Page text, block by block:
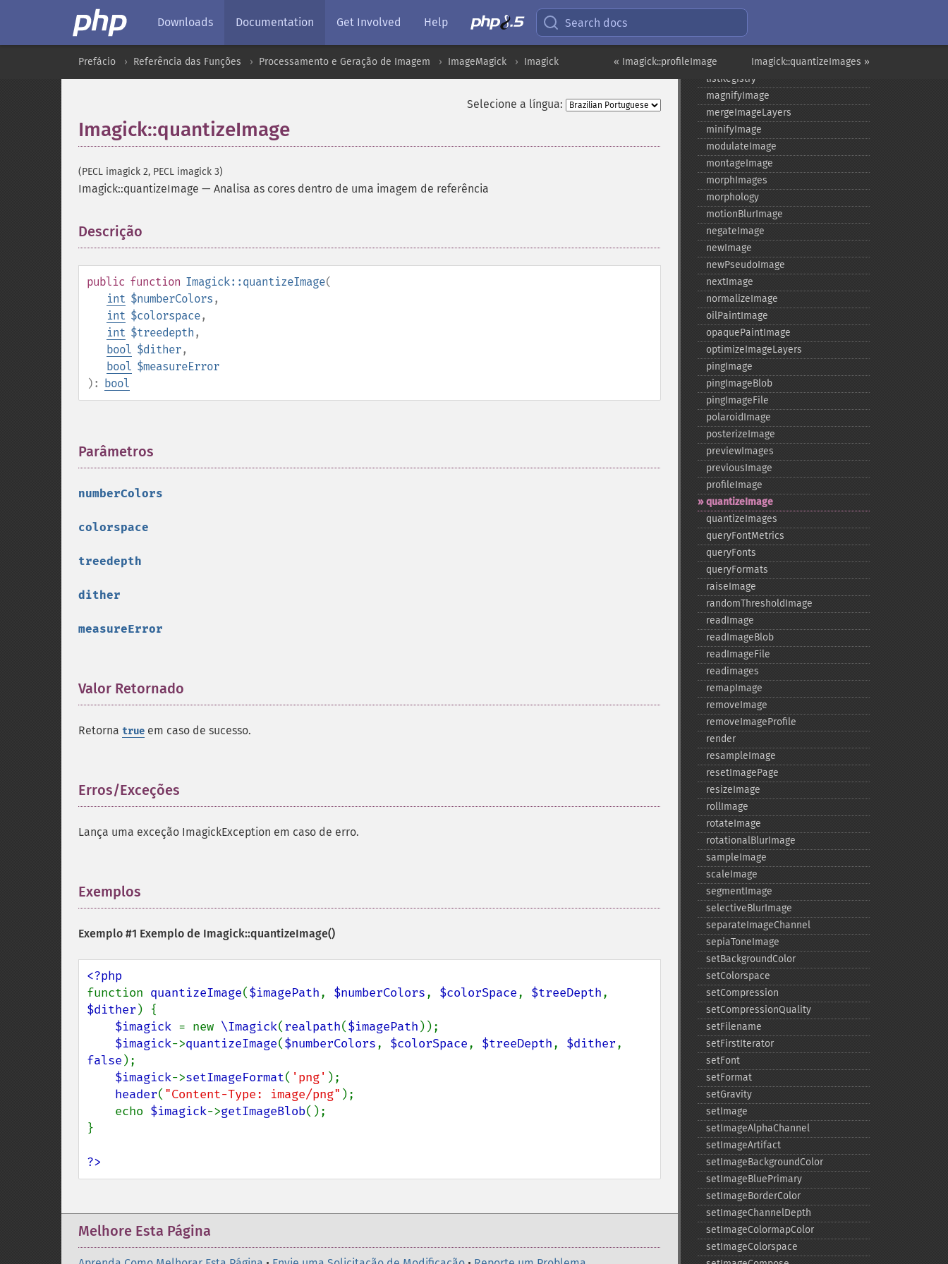
Downloads Documentation Get Involved Help Search docs
Imagick::quantizeImages »
« Imagick::profileImage
Prefácio Referência das Funções Processamento e Geração de Imagem ImageMagick Imagick
Selecione a língua:
Imagick::quantizeImage
(PECL imagick 2, PECL imagick 3)
Imagick::quantizeImage — Analisa as cores dentro de uma imagem de referência
Descrição
public function Imagick::quantizeImage(
int $numberColors ,
int $colorspace,
int $treedepth ,
bool $dither,
bool $measureError
): bool
Parâmetros
numberColors
colorspace
treedepth
dither
measureError
Valor Retornado
Retorna true em caso de sucesso.
Erros/Exceções
Lança uma exceção ImagickException em caso de erro.
Exemplos
Exemplo #1 Exemplo de Imagick::quantizeImage()
function quantizeImage($imagePath, $numberColors, $colorSpace, $treeDepth
$dither ) {
$imagick = new \Imagick(realpath($imagePath ));
$imagick->quantizeImage($numberColors, $colorSpace, $treeDepth, $dither
false );
$imagick->setImageFormat( 'png' );
header( "Content-Type: image/png" );
    echo
$imagick->getImageBlob();
}
?>
Melhore Esta Página
labelImage
linearStretchImage
liquidRescaleImage
listRegistry
magnifyImage
mergeImageLayers
minifyImage
modulateImage
montageImage
morphImages
morphology
motionBlurImage
negateImage
newImage
newPseudoImage
nextImage
normalizeImage
oilPaintImage
opaquePaintImage
optimizeImageLayers
pingImage
pingImageBlob
pingImageFile
polaroidImage
posterizeImage
previewImages
previousImage
profileImage
quantizeImage
quantizeImages
queryFontMetrics
queryFonts
queryFormats
raiseImage
randomThresholdImage
readImage
readImageBlob
readImageFile
readimages
remapImage
removeImage
removeImageProfile
render
resampleImage
resetImagePage
resizeImage
rollImage
rotateImage
rotationalBlurImage
sampleImage
scaleImage
segmentImage
selectiveBlurImage
separateImageChannel
sepiaToneImage
setBackgroundColor
setColorspace
setCompression
setCompressionQuality
setFilename
setFirstIterator
setFont
setFormat
setGravity
setImage
setImageAlphaChannel
setImageArtifact
setImageBackgroundColor
setImageBluePrimary
setImageBorderColor
setImageChannelDepth
setImageColormapColor
setImageColorspace